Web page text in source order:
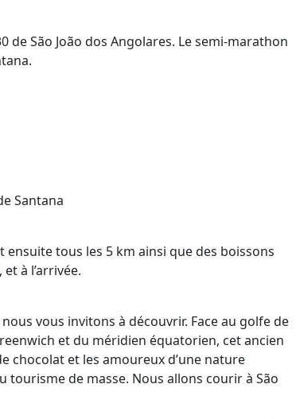
São João dos Angolares. Le semi-marathon
Santana
ensuite tous les 5 km ainsi que des boissons
à l’arrivée.
vous invitons à découvrir. Face au golfe de
et du méridien équatorien, cet ancien
chocolat et les amoureux d’une nature
de masse. Nous allons courir à São